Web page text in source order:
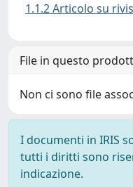
1.1.2 Articolo su
File in questo
Non ci sono file
I documenti in IRIS
tutti i diritti sono
indicazione.